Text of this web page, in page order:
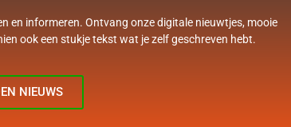
en informeren. Ontvang onze digitale nieuwtjes, mooie
ook een stukje tekst wat je zelf geschreven hebt.
NIEUWS